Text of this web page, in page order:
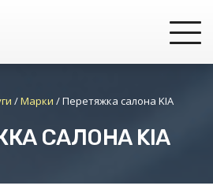
/Марки /Перетяжка салона KIA
САЛОНА KIA